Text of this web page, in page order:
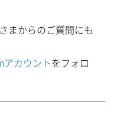
まからのご質問にも
アカウントをフォロ